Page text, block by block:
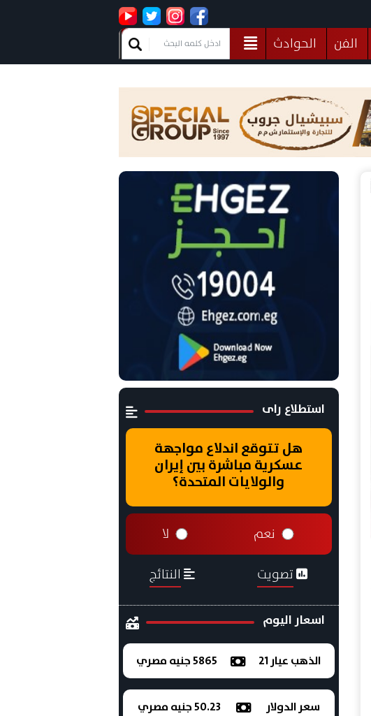
الفن
الحوادث
منوعات
استطلاع راى
هل تتوقع اندلاع مواجهة
عسكرية مباشرة بين إيران
والولايات المتحدة؟
نعم لا
تصويت النتائج
اسعار اليوم
الذهب عيار 21 5865 جنيه مصري
سعر الدولار 50.23 جنيه مصري